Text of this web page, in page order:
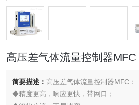
高压差气体流量控制器MFC
简要描述： 高压差气体流量控制器MFC：
◆精度更高，响应更快，带网口；